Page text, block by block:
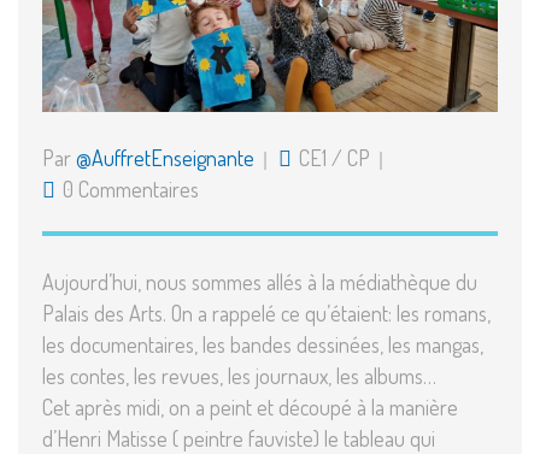
Par@AuffretEnseignante CE1 / CP
0 Commentaires
Aujourd’hui, nous sommes allés à la médiathèque du
Palais des Arts. On a rappelé ce qu’étaient: les romans,
les documentaires, les bandes dessinées, les mangas,
les contes, les revues, les journaux, les albums…
Cet après midi, on a peint et découpé à la manière
d’Henri Matisse ( peintre fauviste) le tableau qui